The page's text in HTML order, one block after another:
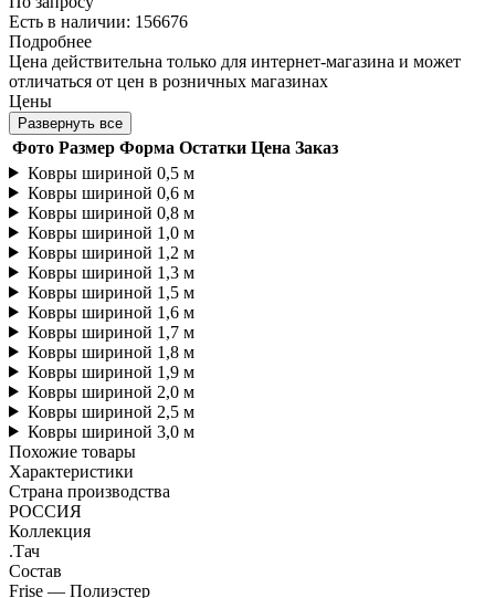
Есть в наличии: 156676
Подробнее
Цена действительна только для интернет-магазина и может
отличаться от цен в розничных магазинах
Цены
Развернуть все
Фото Размер Форма Остатки Цена Заказ
Ковры шириной 0,5 м
Ковры шириной 0,6 м
Ковры шириной 0,8 м
Ковры шириной 1,0 м
Ковры шириной 1,2 м
Ковры шириной 1,3 м
Ковры шириной 1,5 м
Ковры шириной 1,6 м
Ковры шириной 1,7 м
Ковры шириной 1,8 м
Ковры шириной 1,9 м
Ковры шириной 2,0 м
Ковры шириной 2,5 м
Ковры шириной 3,0 м
Похожие товары
Характеристики
Страна производства
РОССИЯ
Коллекция
.Тач
Состав
Frise — Полиэстер